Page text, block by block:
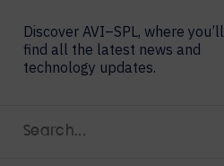
Discover AVI–SPL, where you’ll
find all the latest news and
technology updates.